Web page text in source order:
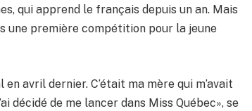
qui apprend le français depuis un an. Mais
une première compétition pour la jeune
avril dernier. C’était ma mère qui m’avait
décidé de me lancer dans Miss Québec», se